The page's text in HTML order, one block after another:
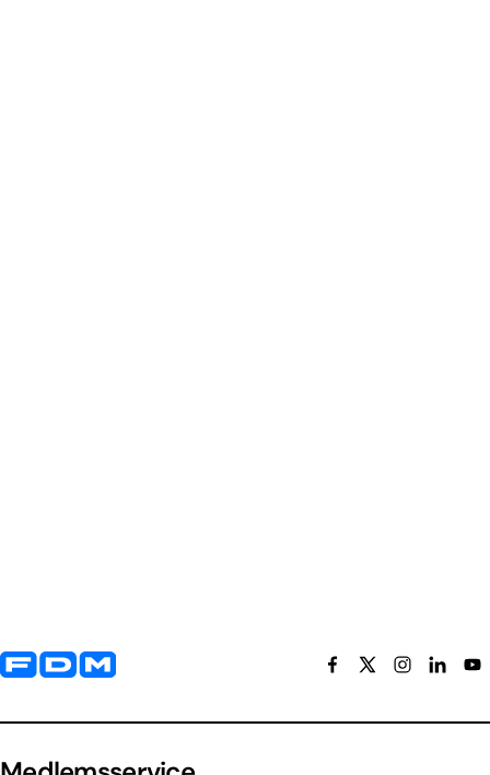
Yderligere information og kontaktoplysninger